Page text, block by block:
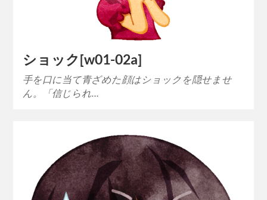
ショック[w01-02a]
手を口に当て青ざめた顔はショックを隠せませ
ん。「信じられ…